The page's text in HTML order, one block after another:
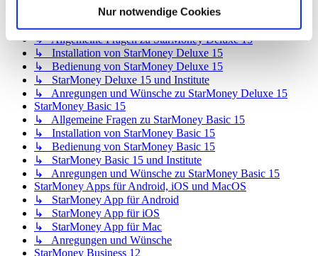
Nur notwendige Cookies
↳ Inhalte OnlineUpdates (Produktaktualisierungen)
StarMoney Deluxe 15
↳ Allgemeine Fragen zu StarMoney Deluxe 15
↳ Installation von StarMoney Deluxe 15
↳ Bedienung von StarMoney Deluxe 15
↳ StarMoney Deluxe 15 und Institute
↳ Anregungen und Wünsche zu StarMoney Deluxe 15
StarMoney Basic 15
↳ Allgemeine Fragen zu StarMoney Basic 15
↳ Installation von StarMoney Basic 15
↳ Bedienung von StarMoney Basic 15
↳ StarMoney Basic 15 und Institute
↳ Anregungen und Wünsche zu StarMoney Basic 15
StarMoney Apps für Android, iOS und MacOS
↳ StarMoney App für Android
↳ StarMoney App für iOS
↳ StarMoney App für Mac
↳ Anregungen und Wünsche
StarMoney Business 12